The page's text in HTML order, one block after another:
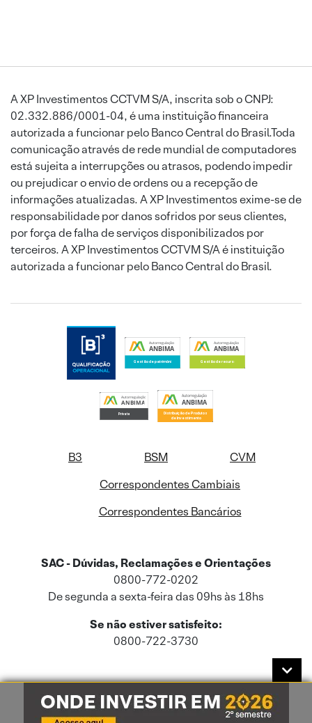
A XP Investimentos CCTVM S/A, inscrita sob o CNPJ:
02.332.886/0001-04, é uma instituição financeira
autorizada a funcionar pelo Banco Central do Brasil.Toda
comunicação através de rede mundial de computadores
está sujeita a interrupções ou atrasos, podendo impedir
ou prejudicar o envio de ordens ou a recepção de
informações atualizadas. A XP Investimentos exime-se de
responsabilidade por danos sofridos por seus clientes,
por força de falha de serviços disponibilizados por
terceiros. A XP Investimentos CCTVM S/A é instituição
autorizada a funcionar pelo Banco Central do Brasil.
B3 BSM
CVM
Correspondentes Cambiais
Correspondentes Bancários
SAC - Dúvidas, Reclamações e Orientações
0800-772-0202
De segunda a sexta-feira das 09hs às 18hs
Se não estiver satisfeito:
0800-722-3730
Este site usa cookies e dados pessoais de acordo com a nossaPolítica de
Cookies
e a nossaPolítica de Privacidade.